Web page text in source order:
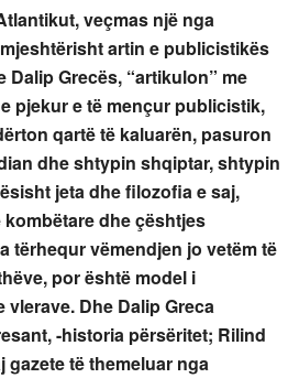
veçmas një nga
artin e publicistikës
Grecës, “artikulon” me
pjekur e të mençur publicistik,
qartë të kaluarën, pasuron
dhe shtypin shqiptar, shtypin
jeta dhe filozofia e saj,
dhe çështjes
tërhequr vëmendjen jo vetëm të
por është model i
Dhe Dalip Greca
-historia përsëritet; Rilind
të themeluar nga